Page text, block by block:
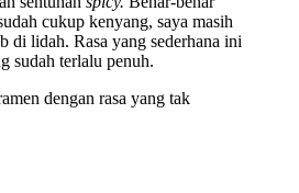
cukup kenyang, saya masih
di lidah. Rasa yang sederhana ini
sudah terlalu penuh.
dengan rasa yang tak